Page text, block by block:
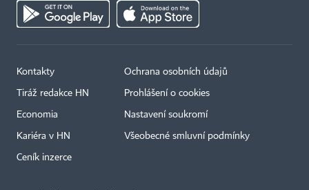
Kontakty
Tiráž redakce HN
Economia
Kariéra v HN
Ceník inzerce
Ochrana osobních údajů
Prohlášení o cookies
Nastavení soukromí
Všeobecné smluvní podmínky